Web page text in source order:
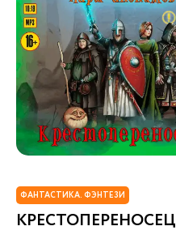
ФАНТАСТИКА. ФЭНТЕЗИ
КРЕСТОПЕРЕНОСЕЦ